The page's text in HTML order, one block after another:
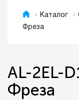
Каталог
Фреза
AL-2EL-
Фреза